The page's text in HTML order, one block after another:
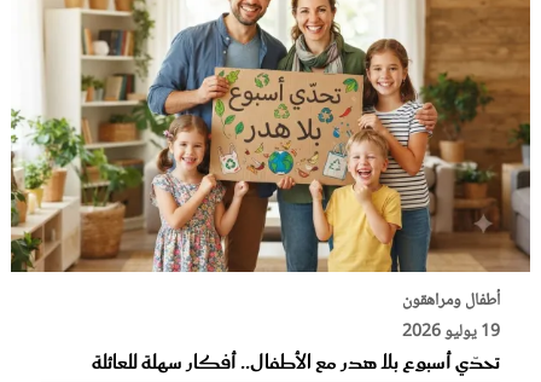
أطفال ومراهقون
19 يوليو 2026
تحدّي أسبوع بلا هدر مع الأطفال.. أفكار سهلة للعائلة